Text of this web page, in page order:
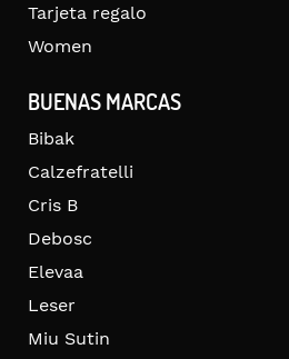
Tarjeta regalo
Women
BUENAS MARCAS
Bibak
Calzefratelli
Cris B
Debosc
Elevaa
Leser
Miu Sutin